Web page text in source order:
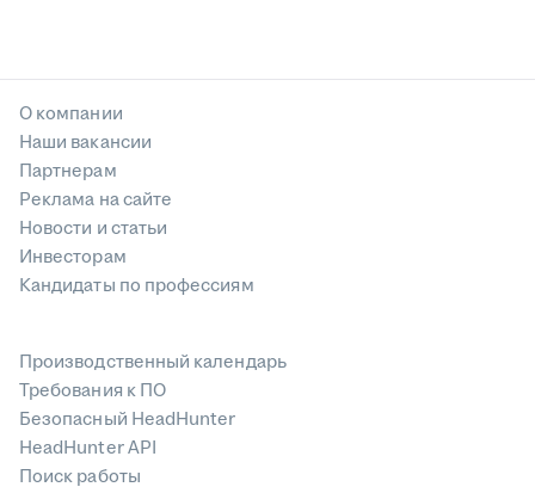
О компании
Наши вакансии
Партнерам
Реклама на сайте
Новости и статьи
Инвесторам
Кандидаты по профессиям
Производственный календарь
Требования к ПО
Безопасный HeadHunter
HeadHunter API
Поиск работы